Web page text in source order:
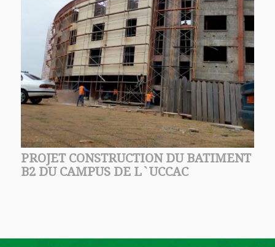
PROJET CONSTRUCTION DU BATIMENT
B2 DU CAMPUS DE L`UCCAC